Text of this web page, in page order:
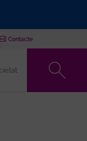
Contacte